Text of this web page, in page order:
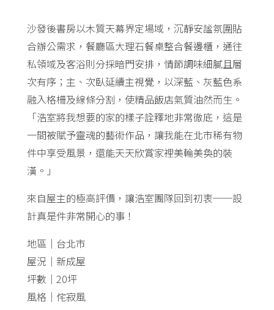
沙發後書房以木質天幕界定場域，沉靜安謐氛圍貼
合辦公需求，餐廳區大理石餐桌整合餐邊櫃，通往
私領域及客浴則分採暗門安排，情節調味細膩且層
次有序；主、次臥延續主視覺，以深藍、灰藍色系
融入格柵及線條分割，使精品飯店氣質油然而生。
「浩室將我想要的家的樣子詮釋地非常徹底，這是
一間被賦予靈魂的藝術作品，讓我能在北市稀有物
件中享受風景，還能天天欣賞家裡美輪美奐的裝
潢。」
來自屋主的極高評價，讓浩室團隊回到初衷──設
計真是件非常開心的事！
地區｜台北市
屋況｜新成屋
坪數｜20坪
風格｜侘寂風